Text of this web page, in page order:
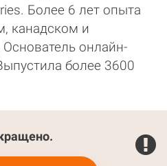
Более 6 лет опыта
канадском и
онлайн-
более 3600